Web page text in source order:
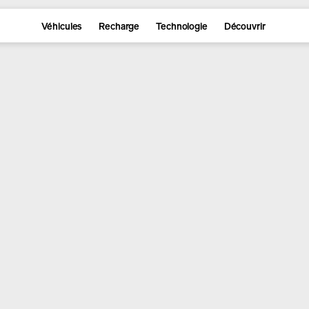
Véhicules Recharge Technologie Découvrir
gamme et réserver le vôtre